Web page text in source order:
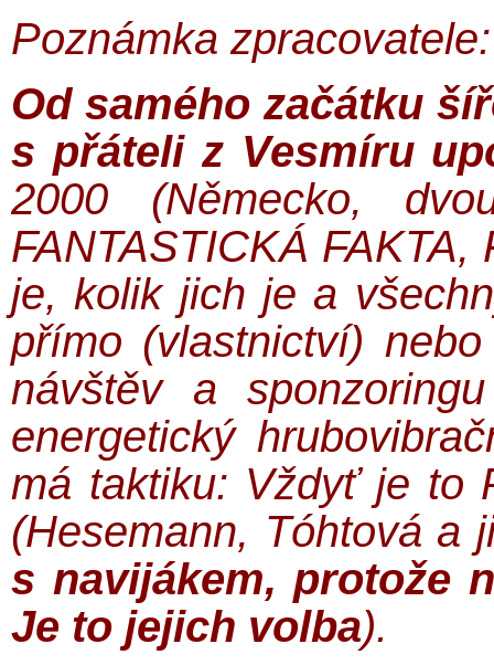
Poznámka zpracovatele:
Od samého začátku
s přáteli z Vesmíru
2000 (Německo,
FANTASTICKÁ
je, kolik jich je a
přímo (vlastnictví)
návštěv a
energetický
má taktiku: Vždyť je to
(Hesemann, Tóhtová a
s navijákem, protože
Je to jejich volba).